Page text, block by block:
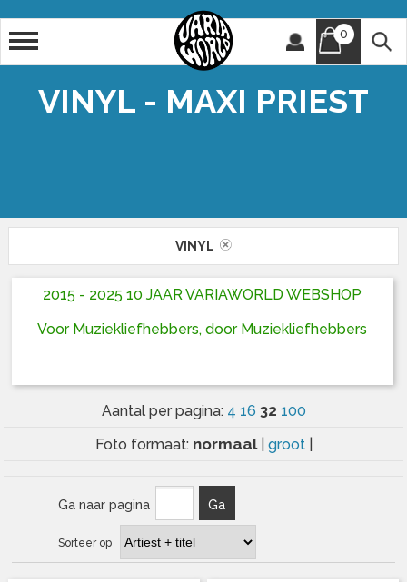
0
VINYL - MAXI PRIEST
VINYL
2015 - 2025 10 JAAR VARIAWORLD WEBSHOP
Voor Muziekliefhebbers, door Muziekliefhebbers
Aantal per pagina: 4 16 32 100
Foto formaat: normaal groot
Ga naar pagina Ga
Sorteer op